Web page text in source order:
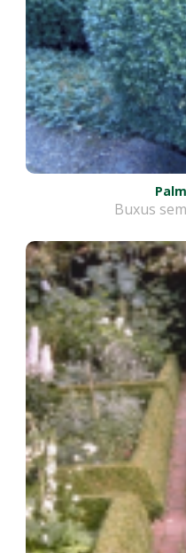
Buxus